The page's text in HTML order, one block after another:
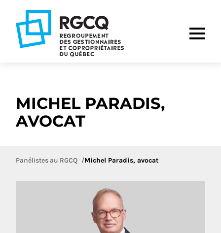
navigation
principale
contenu
MICHEL PARADIS,
AVOCAT
Panélistes au RGCQ Michel Paradis, avocat